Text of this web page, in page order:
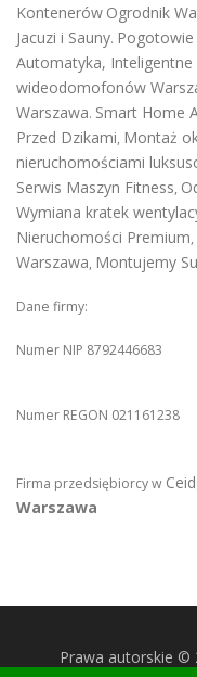
Kontenerów Ogrodnik
Jacuzi i Sauny. Pogotowie
Automatyka,
wideodomofonów
Warszawa. Smart Home
Przed Dzikami, Montaż
nieruchomościami
Serwis Maszyn Fitness,
Wymiana kratek
Nieruchomości Premium,
Warszawa, Montujemy
Dane firmy:
Numer NIP 8792446683
Numer REGON 021161238
Firma przedsiębiorcy w
Warszawa
Prawa autorskie ©